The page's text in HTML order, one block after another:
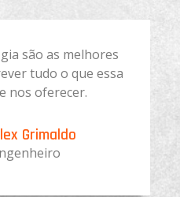
são as melhores
tudo o que essa
nos oferecer.
Grimaldo